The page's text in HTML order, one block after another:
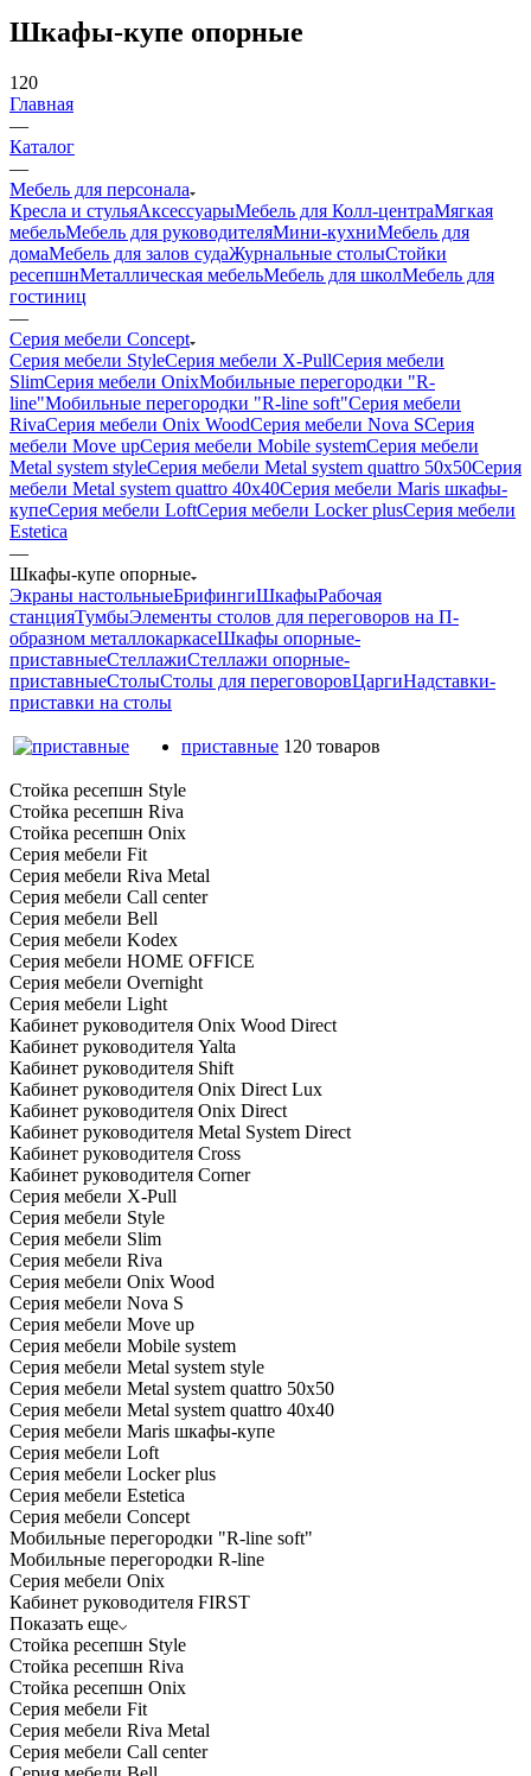
Шкафы-купе опорные
120
Главная
—
Каталог
—
Мебель для персонала
Кресла и стульяАксессуарыМебель для Колл-центраМягкая
мебельМебель для руководителяМини-кухниМебель для
домаМебель для залов судаЖурнальные столыСтойки
ресепшнМеталлическая мебельМебель для школМебель для
гостиниц
—
Серия мебели Concept
Серия мебели StyleСерия мебели X-PullСерия мебели
SlimСерия мебели OnixМобильные перегородки "R-
line"Мобильные перегородки "R-line soft"Серия мебели
RivaСерия мебели Onix WoodСерия мебели Nova SСерия
мебели Move upСерия мебели Mobile systemСерия мебели
Metal system styleСерия мебели Metal system quattro 50x50Серия
мебели Metal system quattro 40x40Серия мебели Maris шкафы-
купеСерия мебели LoftСерия мебели Locker plusСерия мебели
Estetica
—
Шкафы-купе опорные
Экраны настольныеБрифингиШкафыРабочая
станцияТумбыЭлементы столов для переговоров на П-
образном металлокаркасеШкафы опорные-
приставныеСтеллажиСтеллажи опорные-
приставныеСтолыСтолы для переговоровЦаргиНадставки-
приставки на столы
приставные 120 товаров
Стойка ресепшн Style
Стойка ресепшн Riva
Стойка ресепшн Onix
Серия мебели Fit
Серия мебели Riva Metal
Серия мебели Call center
Серия мебели Bell
Серия мебели Kodex
Серия мебели HOME OFFICE
Серия мебели Overnight
Серия мебели Light
Кабинет руководителя Onix Wood Direct
Кабинет руководителя Yalta
Кабинет руководителя Shift
Кабинет руководителя Onix Direct Lux
Кабинет руководителя Onix Direct
Кабинет руководителя Metal System Direct
Кабинет руководителя Cross
Кабинет руководителя Corner
Серия мебели X-Pull
Серия мебели Style
Серия мебели Slim
Серия мебели Riva
Серия мебели Onix Wood
Серия мебели Nova S
Серия мебели Move up
Серия мебели Mobile system
Серия мебели Metal system style
Серия мебели Metal system quattro 50x50
Серия мебели Metal system quattro 40x40
Серия мебели Maris шкафы-купе
Серия мебели Loft
Серия мебели Locker plus
Серия мебели Estetica
Серия мебели Concept
Мобильные перегородки "R-line soft"
Мобильные перегородки R-line
Серия мебели Onix
Кабинет руководителя FIRST
Показать еще
Стойка ресепшн Style
Стойка ресепшн Riva
Стойка ресепшн Onix
Серия мебели Fit
Серия мебели Riva Metal
Серия мебели Call center